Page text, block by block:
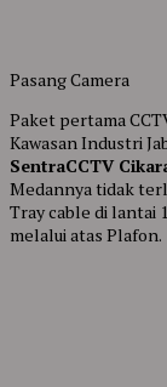
Pasang Camera
Paket pertama
Kawasan Industri
SentraCCTV
Medannya tidak
Tray cable di lantai
melalui atas Plafon.